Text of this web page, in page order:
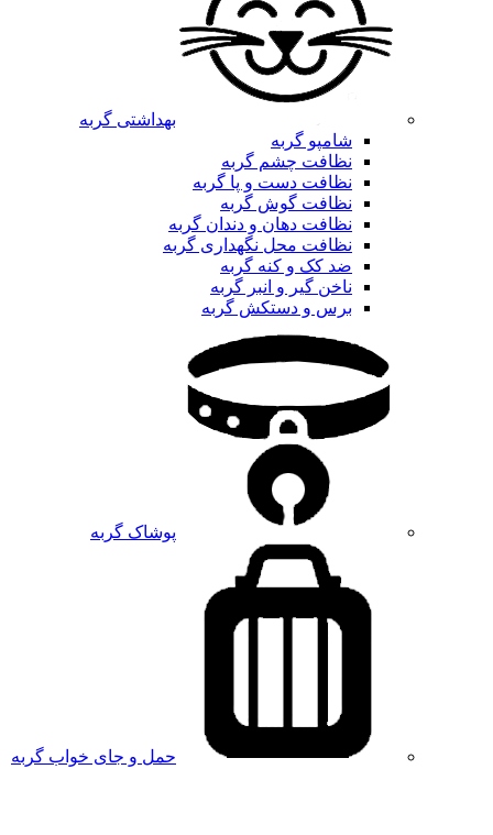
بهداشتی گربه
شامپو گربه
نظافت چشم گربه
نظافت دست و پا گربه
نظافت گوش گربه
نظافت دهان و دندان گربه
نظافت محل نگهداری گربه
ضد کک و کنه گربه
ناخن گیر و انبر گربه
برس و دستکش گربه
پوشاک گربه
حمل و جای خواب گربه